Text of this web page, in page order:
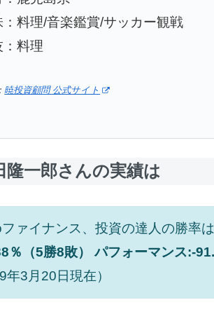
：料理/音楽鑑賞/サッカー観戦
：料理
暁投資顧問 公式サイト
隆一郎さんの実績は
ァイナンス、投資の達人の勝率は
％（5勝8敗） パフォーマンス:-
年3月20日現在）